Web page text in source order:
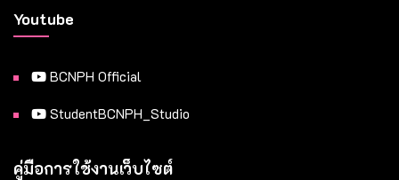
Youtube
BCNPH Official
StudentBCNPH_Studio
คู่มือการใช้งานเว็บไซต์